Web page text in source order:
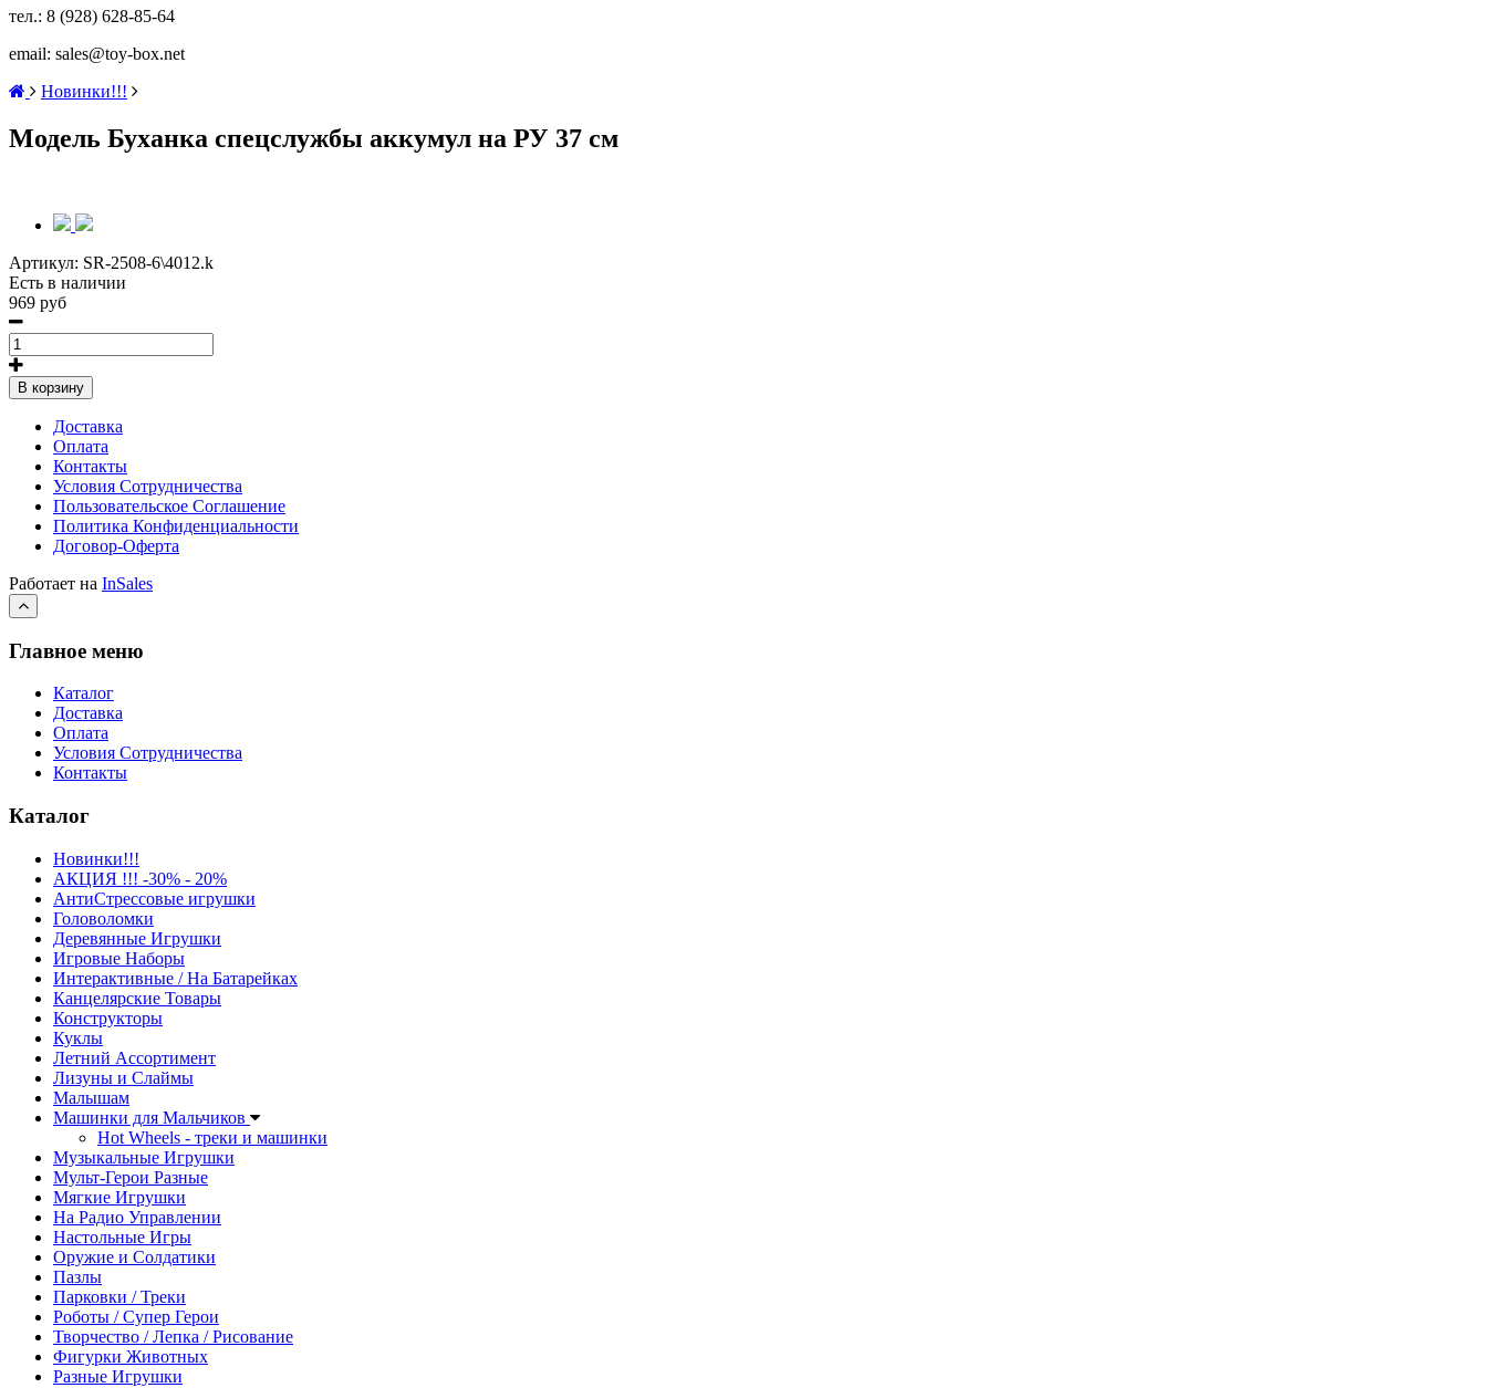
тел.: 8 (928) 628-85-64
email: sales@toy-box.net
Новинки!!!
Модель Буханка спецслужбы аккумул на РУ 37 см
Артикул: SR-2508-6\4012.k
Есть в наличии
969 руб
В корзину
Доставка
Оплата
Контакты
Условия Сотрудничества
Пользовательское Соглашение
Политика Конфиденциальности
Договор-Оферта
Работает на InSales
Главное меню
Каталог
Доставка
Оплата
Условия Сотрудничества
Контакты
Каталог
Новинки!!!
АКЦИЯ !!! -30% - 20%
АнтиСтрессовые игрушки
Головоломки
Деревянные Игрушки
Игровые Наборы
Интерактивные / На Батарейках
Канцелярские Товары
Конструкторы
Куклы
Летний Ассортимент
Лизуны и Слаймы
Малышам
Машинки для Мальчиков
Hot Wheels - треки и машинки
Музыкальные Игрушки
Мульт-Герои Разные
Мягкие Игрушки
На Радио Управлении
Настольные Игры
Оружие и Солдатики
Пазлы
Парковки / Треки
Роботы / Супер Герои
Творчество / Лепка / Рисование
Фигурки Животных
Разные Игрушки